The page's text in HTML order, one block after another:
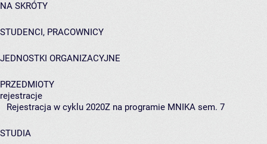
NA SKRÓTY
STUDENCI, PRACOWNICY
JEDNOSTKI ORGANIZACYJNE
PRZEDMIOTY
rejestracje
Rejestracja w cyklu 2020Z na programie MNIKA sem. 7
STUDIA